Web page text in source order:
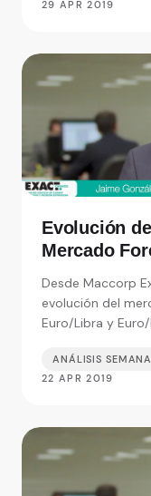
29 APR 2019
Evolución
Mercado
de moneda
Desde Maccorp
evolución del
Euro/Libra y
ANÁLISIS
22 APR 2019